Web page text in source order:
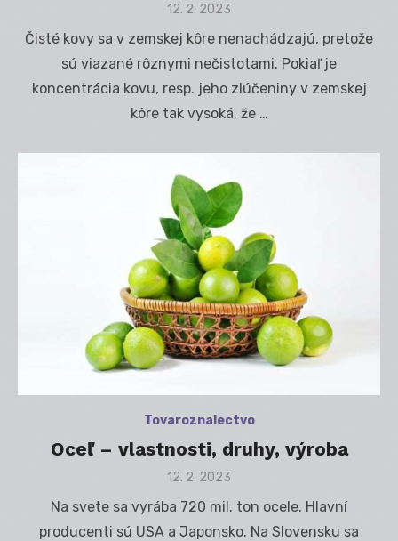
Posted
12. 2. 2023
Čisté kovy sa v zemskej kôre nenachádzajú, pretože
sú viazané rôznymi nečistotami. Pokiaľ je
koncentrácia kovu, resp. jeho zlúčeniny v zemskej
kôre tak vysoká, že …
Tovaroznalectvo
Oceľ – vlastnosti, druhy, výroba
Posted
12. 2. 2023
Na svete sa vyrába 720 mil. ton ocele. Hlavní
producenti sú USA a Japonsko. Na Slovensku sa